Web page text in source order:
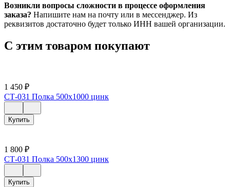
Возникли вопросы сложности в процессе оформления
заказа? Напишите нам на почту или в мессенджер. Из
реквизитов достаточно будет только ИНН вашей организации.
С этим товаром покупают
1 450 ₽
СТ-031 Полка 500х1000 цинк
Купить
1 800 ₽
СТ-031 Полка 500х1300 цинк
Купить